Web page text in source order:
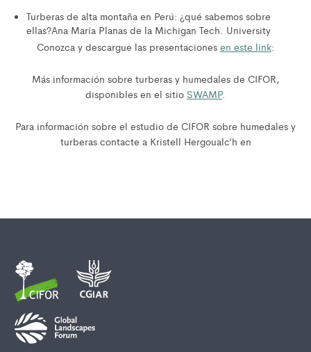
Turberas de alta montaña en Perú: ¿qué sabemos sobre
ellas?Ana María Planas de la Michigan Tech. University
Conozca y descargue las presentaciones en este link:
Más información sobre turberas y humedales de CIFOR,
disponibles en el sitio SWAMP.
Para información sobre el estudio de CIFOR sobre humedales y
turberas contacte a Kristell Hergoualc’h en